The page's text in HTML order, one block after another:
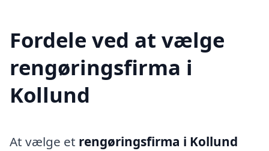
Fordele ved at vælge
rengøringsfirma i
Kollund
At vælge et rengøringsfirma i Kollund